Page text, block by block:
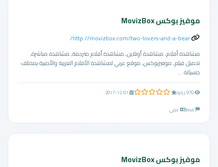
موفيز بوكس MovizBox
http://movizbox.com/two-lovers-and-a-bear/
مشاهدة أفلام, مشاهدة أونلاين, مشاهدة أفلام مترجمة, مشاهدة مباشرة,
تحميل فيلم, موفيزبوكس, موقع عربي لمشاهدة الأفلام العربية والأجنبية بمختلف
جنسياته ...
0.0 من 5 نجوم
مصر
عربي
موفيز بوكس MovizBox